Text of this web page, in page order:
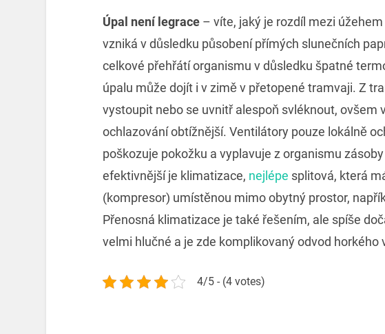
Úpal není legrace– víte, jaký je rozdíl mezi
vzniká v důsledku působení přímých slunečních
celkové přehřátí organismu v důsledku špatné
úpalu může dojít i v zimě v přetopené tramvaji. Z
vystoupit nebo se uvnitř alespoň svléknout, ovšem
ochlazování obtížnější. Ventilátory pouze lokálně
poškozuje pokožku a vyplavuje z organismu
efektivnější je klimatizace, nejlépe splitová, která
(kompresor) umístěnou mimo obytný prostor,
Přenosná klimatizace je také řešením, ale spíše
velmi hlučné a je zde komplikovaný odvod horkého
4/5 - (4 votes)